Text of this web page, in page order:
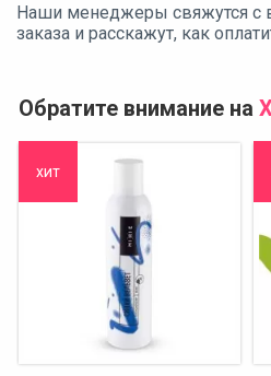
Наши менеджеры свяжутся с
заказа и расскажут, как
Обратите внимание на
хит